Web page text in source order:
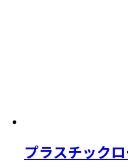
プラスチック